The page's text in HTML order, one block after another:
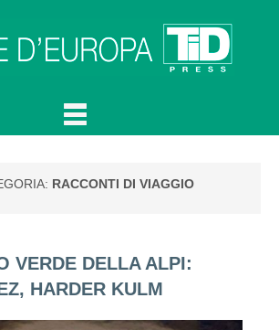
RACCONTI DI VIAGGIO
VERDE DELLA ALPI:
HARDER KULM